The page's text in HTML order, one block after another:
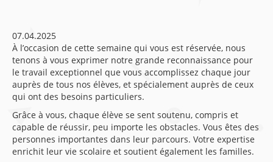
07.04.2025
À l’occasion de cette semaine qui vous est réservée, nous
tenons à vous exprimer notre grande reconnaissance pour
le travail exceptionnel que vous accomplissez chaque jour
auprès de tous nos élèves, et spécialement auprès de ceux
qui ont des besoins particuliers.
Grâce à vous, chaque élève se sent soutenu, compris et
capable de réussir, peu importe les obstacles. Vous êtes des
personnes importantes dans leur parcours. Votre expertise
enrichit leur vie scolaire et soutient également les familles.